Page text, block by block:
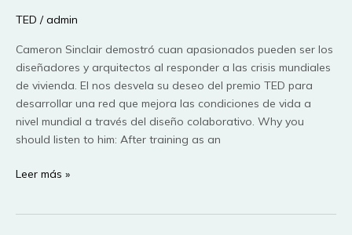
TED /admin
Cameron Sinclair demostró cuan apasionados pueden ser los
diseñadores y arquitectos al responder a las crisis mundiales
de vivienda. El nos desvela su deseo del premio TED para
desarrollar una red que mejora las condiciones de vida a
nivel mundial a través del diseño colaborativo. Why you
should listen to him: After training as an
Cameron
Leer más »